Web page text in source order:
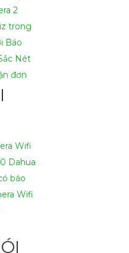
2
trong
Báo
Nét
đơn
Wifi
Dahua
báo
Wifi